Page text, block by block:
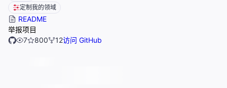
定制我的领域
README
举报项目
7
800 12访问 GitHub